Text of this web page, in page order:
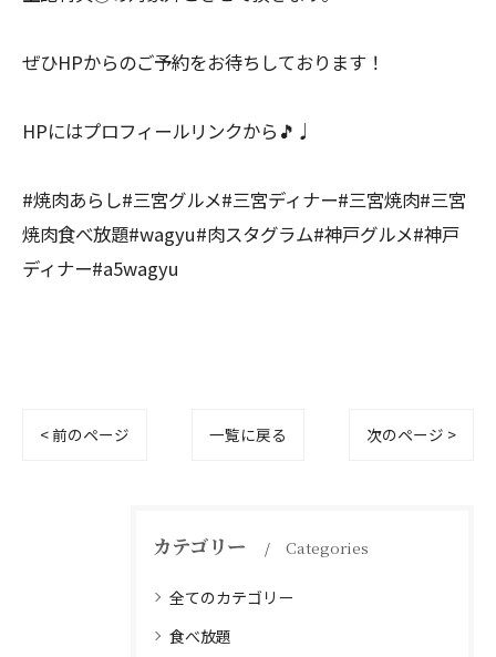
ぜひHPからのご予約をお待ちしております！
HPにはプロフィールリンクから🎵♩
#焼肉あらし#三宮グルメ#三宮ディナー#三宮焼肉#三宮
焼肉食べ放題#wagyu#肉スタグラム#神戸グルメ#神戸
ディナー#a5wagyu
< 前のページ 一覧に戻る 次のページ >
カテゴリー Categories
全てのカテゴリー
食べ放題